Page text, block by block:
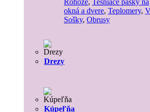
okná a dvere, Teplomery,
Sošky, Obrusy
Drezy
Kúpeľňa